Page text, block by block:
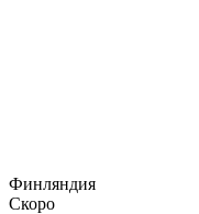
Финляндия
Скоро